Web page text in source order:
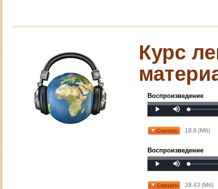
Курс
Воспроизведение
Play Loaded:
0%
Progress:
Скачать 18.8 (Мб)
Воспроизведение
Play Loaded:
0%
Progress:
Скачать 28.43 (Мб)